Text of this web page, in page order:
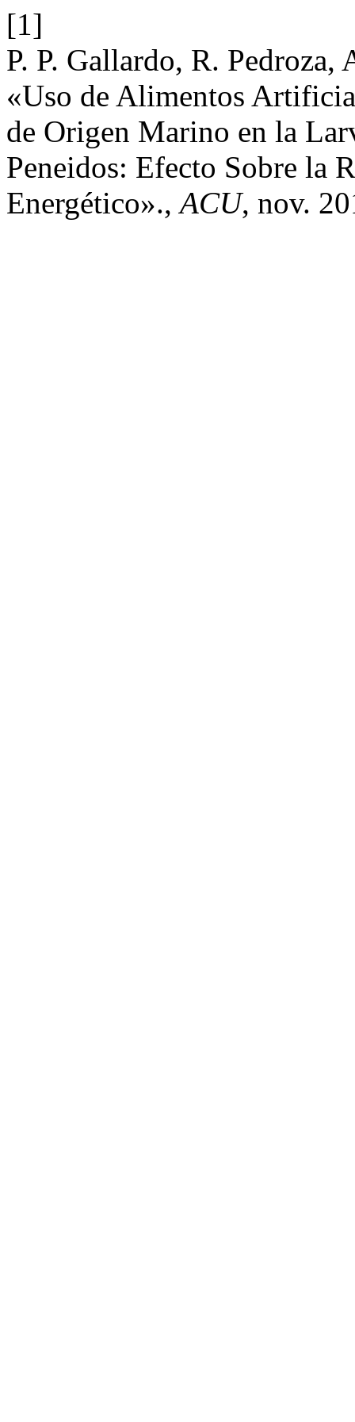
[1]
P. P. Gallardo, R.
«Uso de Alimentos
de Origen Marino en la
Peneidos: Efecto Sobre la
Energético».,ACU, nov.